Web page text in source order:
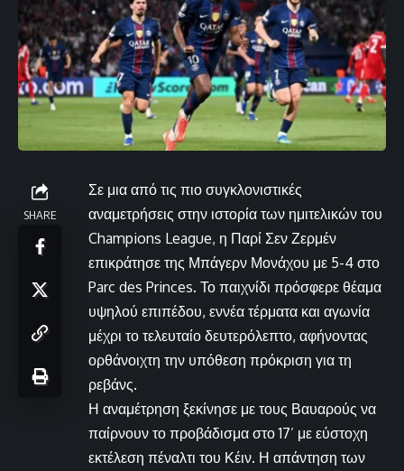
SHARE
Σε μια από τις πιο συγκλονιστικές
αναμετρήσεις στην ιστορία των ημιτελικών του
Champions League, η Παρί Σεν Ζερμέν
επικράτησε της Μπάγερν Μονάχου με 5-4 στο
Parc des Princes. Το παιχνίδι πρόσφερε θέαμα
υψηλού επιπέδου, εννέα τέρματα και αγωνία
μέχρι το τελευταίο δευτερόλεπτο, αφήνοντας
ορθάνοιχτη την υπόθεση πρόκριση για τη
ρεβάνς.
Η αναμέτρηση ξεκίνησε με τους Βαυαρούς να
παίρνουν το προβάδισμα στο 17’ με εύστοχη
εκτέλεση πέναλτι του Κέιν. Η απάντηση των